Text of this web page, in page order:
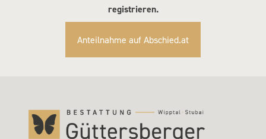
registrieren.
Anteilnahme auf Abschied.at